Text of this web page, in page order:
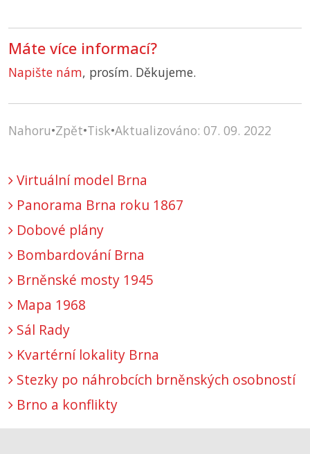
Máte více informací?
Napište nám, prosím. Děkujeme.
Nahoru•Zpět•Tisk•Aktualizováno: 07. 09. 2022
Virtuální model Brna
Panorama Brna roku 1867
Dobové plány
Bombardování Brna
Brněnské mosty 1945
Mapa 1968
Sál Rady
Kvartérní lokality Brna
Stezky po náhrobcích brněnských osobností
Brno a konflikty